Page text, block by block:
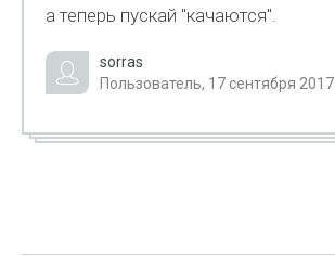
а теперь пускай "качаются".
sorras
Пользователь, 17 сентября 2017